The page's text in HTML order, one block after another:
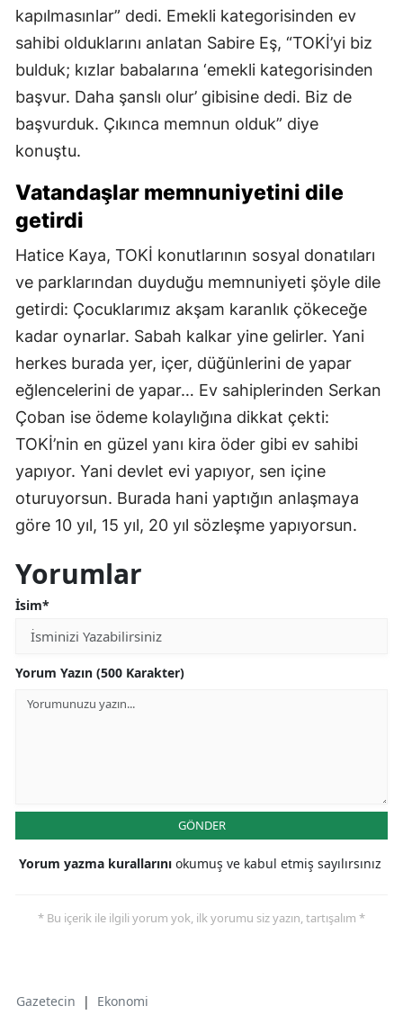
kapılmasınlar” dedi. Emekli kategorisinden ev
sahibi olduklarını anlatan Sabire Eş, “TOKİ’yi biz
bulduk; kızlar babalarına ‘emekli kategorisinden
başvur. Daha şanslı olur’ gibisine dedi. Biz de
başvurduk. Çıkınca memnun olduk” diye
konuştu.
Vatandaşlar memnuniyetini dile
getirdi
Hatice Kaya, TOKİ konutlarının sosyal donatıları
ve parklarından duyduğu memnuniyeti şöyle dile
getirdi: Çocuklarımız akşam karanlık çökeceğe
kadar oynarlar. Sabah kalkar yine gelirler. Yani
herkes burada yer, içer, düğünlerini de yapar
eğlencelerini de yapar… Ev sahiplerinden Serkan
Çoban ise ödeme kolaylığına dikkat çekti:
TOKİ’nin en güzel yanı kira öder gibi ev sahibi
yapıyor. Yani devlet evi yapıyor, sen içine
oturuyorsun. Burada hani yaptığın anlaşmaya
göre 10 yıl, 15 yıl, 20 yıl sözleşme yapıyorsun.
Yorumlar
İsim*
Yorum Yazın (500 Karakter)
GÖNDER
Yorum yazma kurallarını okumuş ve kabul etmiş sayılırsınız
* Bu içerik ile ilgili yorum yok, ilk yorumu siz yazın, tartışalım *
Gazetecin | Ekonomi